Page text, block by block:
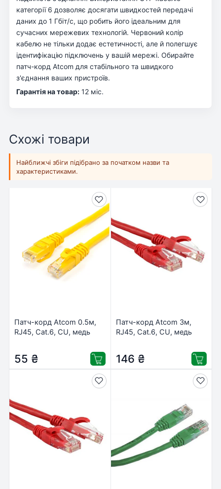
категорії 6 дозволяє досягати швидкостей передачі
даних до 1 Гбіт/с, що робить його ідеальним для
сучасних мережевих технологій. Червоний колір
кабелю не тільки додає естетичності, але й полегшує
ідентифікацію підключень у вашій мережі. Обирайте
патч-корд Atcom для стабільного та швидкого
з'єднання ваших пристроїв.
Гарантія на товар: 12 міс.
Схожі товари
Найближчі збіги підібрано за початком назви та
характеристиками.
Патч-корд Atcom 0.5м,
RJ45, Cat.6, CU, медь
55 ₴
Патч-корд Atcom 3м,
RJ45, Cat.6, CU, медь
146 ₴